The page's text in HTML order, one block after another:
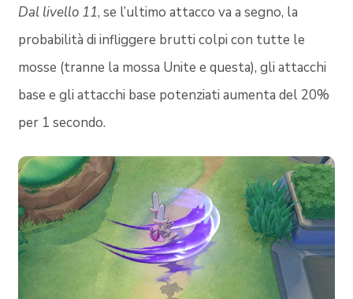
Dal livello 11, se l’ultimo attacco va a segno, la
probabilità di infliggere brutti colpi con tutte le
mosse (tranne la mossa Unite e questa), gli attacchi
base e gli attacchi base potenziati aumenta del 20%
per 1 secondo.